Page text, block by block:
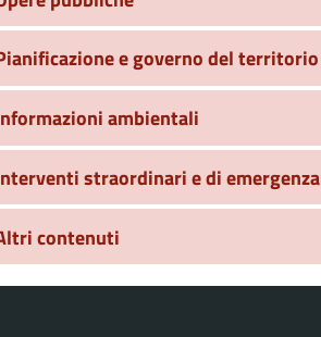
e governo del territorio
ambientali
straordinari e di emergenza
contenuti